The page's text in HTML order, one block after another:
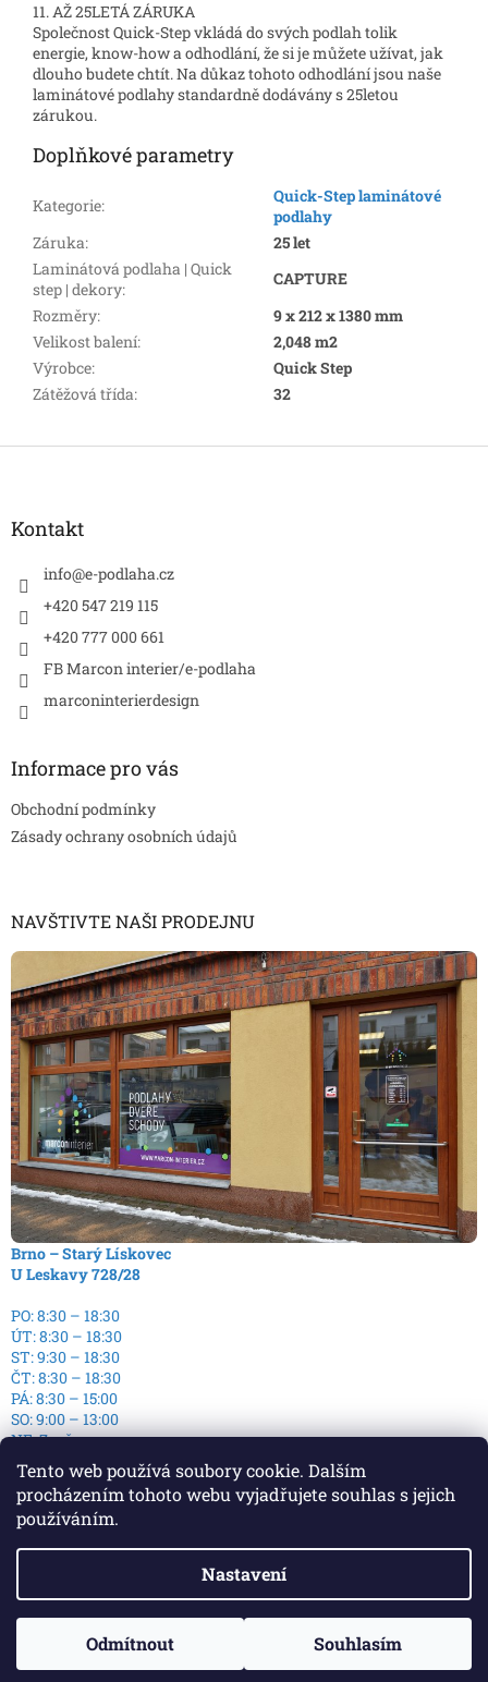
Tento web používá soubory cookie. Dalším
procházením tohoto webu vyjadřujete souhlas s jejich
používáním.
Nastavení
Odmítnout Souhlasím
11. AŽ 25LETÁ ZÁRUKA
Společnost Quick-Step vkládá do svých podlah tolik
energie, know-how a odhodlání, že si je můžete užívat, jak
dlouho budete chtít. Na důkaz tohoto odhodlání jsou naše
laminátové podlahy standardně dodávány s 25letou
zárukou.
Doplňkové parametry
Kategorie:
Quick-Step laminátové
podlahy
Záruka:
25 let
Laminátová podlaha | Quick
step | dekory:
CAPTURE
Rozměry:
9 x 212 x 1380 mm
Velikost balení:
2,048 m2
Výrobce:
Quick Step
Zátěžová třída: 32
Kontakt
info@e-podlaha.cz
+420 547 219 115
+420 777 000 661
FB Marcon interier/e-podlaha
marconinterierdesign
Informace pro vás
Obchodní podmínky
Zásady ochrany osobních údajů
NAVŠTIVTE NAŠI PRODEJNU
Brno – Starý Lískovec
U Leskavy 728/28
PO: 8:30 – 18:30
ÚT: 8:30 – 18:30
ST: 9:30 – 18:30
ČT: 8:30 – 18:30
PÁ: 8:30 – 15:00
SO: 9:00 – 13:00
NE: Zavřeno
Vytvořil Shoptet
Copyright 2026E-Podlaha - E-shop s podlahami. Všechna